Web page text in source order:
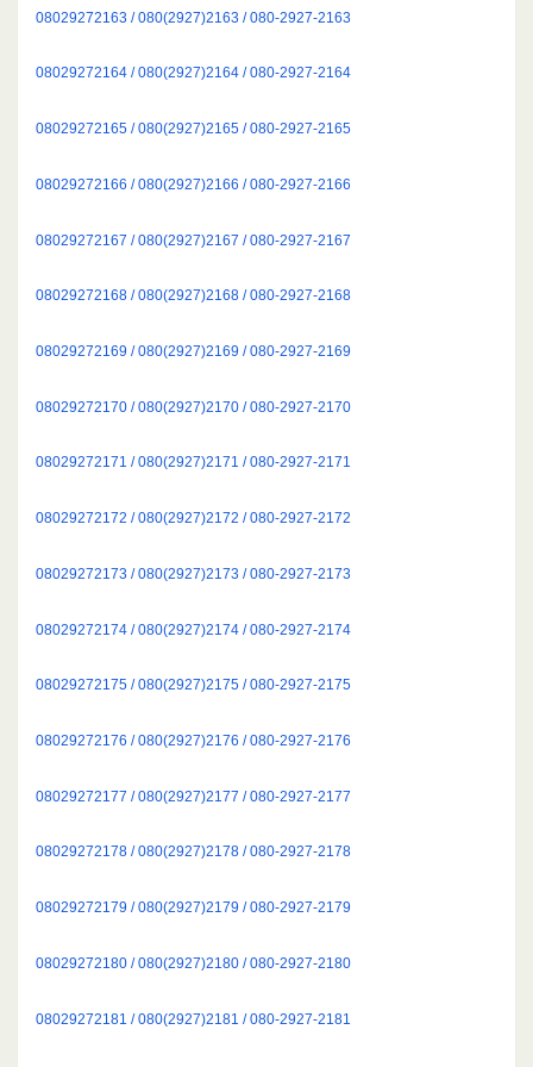
08029272163 / 080(2927)2163 / 080-2927-2163
08029272164 / 080(2927)2164 / 080-2927-2164
08029272165 / 080(2927)2165 / 080-2927-2165
08029272166 / 080(2927)2166 / 080-2927-2166
08029272167 / 080(2927)2167 / 080-2927-2167
08029272168 / 080(2927)2168 / 080-2927-2168
08029272169 / 080(2927)2169 / 080-2927-2169
08029272170 / 080(2927)2170 / 080-2927-2170
08029272171 / 080(2927)2171 / 080-2927-2171
08029272172 / 080(2927)2172 / 080-2927-2172
08029272173 / 080(2927)2173 / 080-2927-2173
08029272174 / 080(2927)2174 / 080-2927-2174
08029272175 / 080(2927)2175 / 080-2927-2175
08029272176 / 080(2927)2176 / 080-2927-2176
08029272177 / 080(2927)2177 / 080-2927-2177
08029272178 / 080(2927)2178 / 080-2927-2178
08029272179 / 080(2927)2179 / 080-2927-2179
08029272180 / 080(2927)2180 / 080-2927-2180
08029272181 / 080(2927)2181 / 080-2927-2181